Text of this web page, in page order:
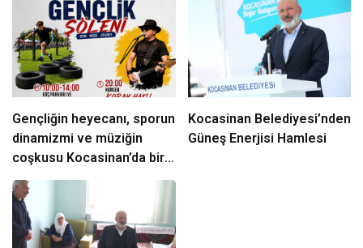
Gençliğin heyecanı, sporun
dinamizmi ve müziğin
coşkusu Kocasinan’da bir
araya geliyor!
Kocasinan Belediyesi’nden
Güneş Enerjisi Hamlesi